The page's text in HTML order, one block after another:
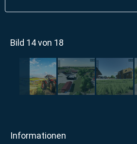
Bild 14 von 18
Informationen